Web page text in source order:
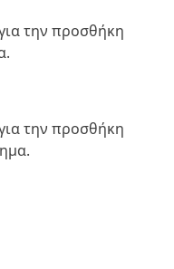
την προσθήκη
την προσθήκη